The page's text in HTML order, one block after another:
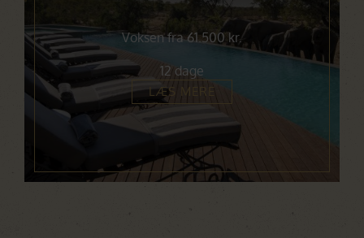
Voksen fra 61.500 kr.
12 dage
LÆS MERE